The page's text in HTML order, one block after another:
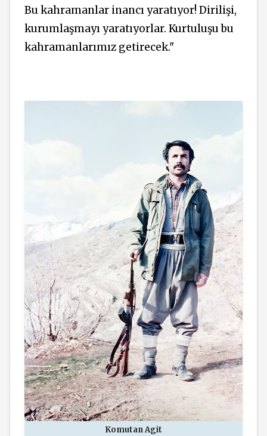
Bu kahramanlar inancı yaratıyor! Dirilişi,
kurumlaşmayı yaratıyorlar. Kurtuluşu bu
kahramanlarımız getirecek."
Komutan Agit